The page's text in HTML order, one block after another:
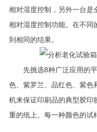
相对湿度控制，另外一台是
相对湿度控制功能。在不同
到相同的结果。
先挑选8种广泛应用的平
色、紫罗兰、品红色、紫色
机来保证印刷品的典型胶印
重的纸上。每一种颜色的试